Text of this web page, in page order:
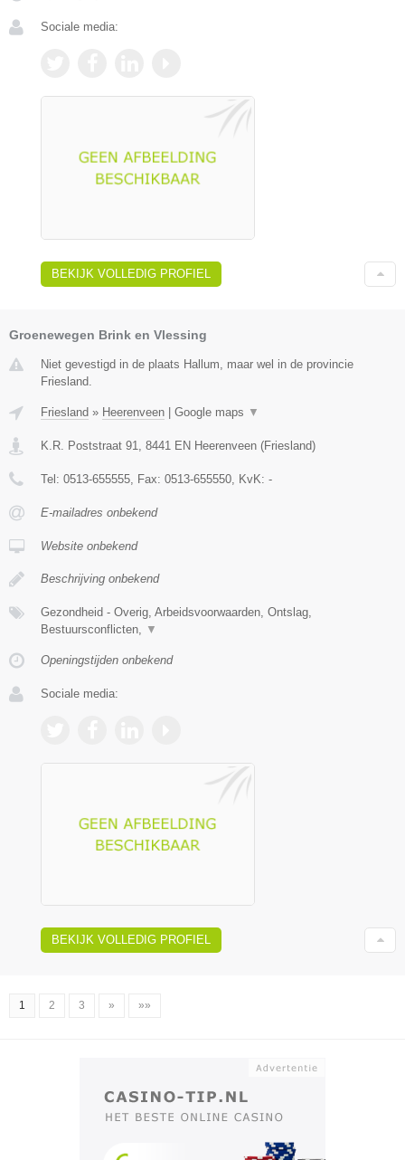
Sociale media:
BEKIJK VOLLEDIG PROFIEL
Groenewegen Brink en Vlessing
Niet gevestigd in de plaats Hallum, maar wel in de provincie
Friesland.
Friesland » Heerenveen Google maps ▼
K.R. Poststraat 91 8441 EN Heerenveen (Friesland)
Tel: 0513-655555 , Fax: 0513-655550 , KvK: -
E-mailadres onbekend
Website onbekend
Beschrijving onbekend
Gezondheid - Overig, Arbeidsvoorwaarden, Ontslag,
Bestuursconflicten,
▼
Openingstijden onbekend
Sociale media:
BEKIJK VOLLEDIG PROFIEL
1 2 3 » »»